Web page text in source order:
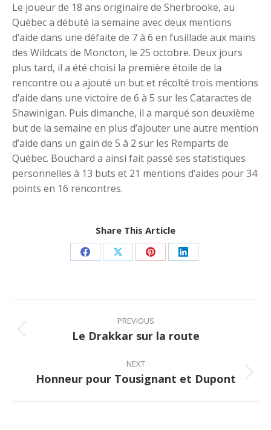
Le joueur de 18 ans originaire de Sherbrooke, au
Québec a débuté la semaine avec deux mentions
d’aide dans une défaite de 7 à 6 en fusillade aux mains
des Wildcats de Moncton, le 25 octobre. Deux jours
plus tard, il a été choisi la première étoile de la
rencontre ou a ajouté un but et récolté trois mentions
d’aide dans une victoire de 6 à 5 sur les Cataractes de
Shawinigan. Puis dimanche, il a marqué son deuxième
but de la semaine en plus d’ajouter une autre mention
d’aide dans un gain de 5 à 2 sur les Remparts de
Québec. Bouchard a ainsi fait passé ses statistiques
personnelles à 13 buts et 21 mentions d’aides pour 34
points en 16 rencontres.
Share This Article
Share
Facebook
Share
X
Share
Pinterest
Share
LinkedIn
navigation
PREVIOUS
Previous
Le Drakkar sur la route
NEXT
Next
Honneur pour Tousignant et Dupont